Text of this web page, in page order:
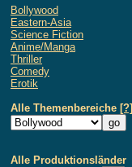
Bollywood
Eastern-Asia
Science Fiction
Anime/Manga
Thriller
Comedy
Erotik
Alle Themenbereiche [?]
Alle Produktionsländer